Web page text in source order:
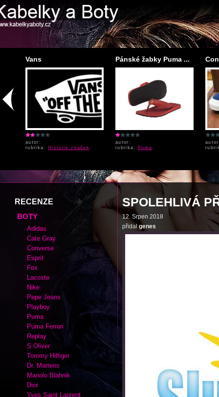
Vans
autor:
rubrika: Historie značek
Pánské žabky Puma ...
autor:
rubrika: Puma
SPOLEHLIVÁ
12. Srpen 2018
přidalgenes
RECENZE
BOTY
Adidas
Cate Gray
Converse
Esprit
Fox
Lacoste
Nike
Pepe Jeans
Playboy
Puma
Puma Ferrari
Replay
S.Oliver
Tommy Hilfiger
Dr. Martens
Manolo Blahnik
Dior
Yves Saint Laurent